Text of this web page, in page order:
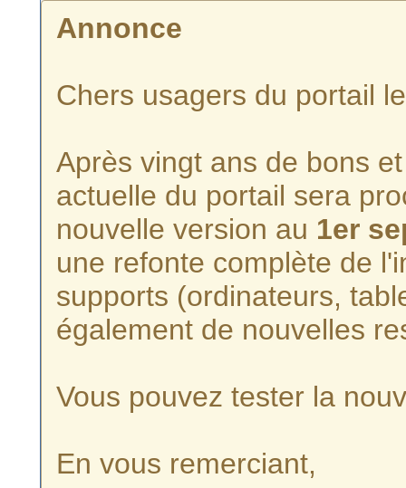
Annonce
Chers usagers du portail
Après vingt ans de bons
actuelle du portail sera
nouvelle version au 1er
une refonte complète de
supports (ordinateurs,
également de nouvelles
Vous pouvez tester la
En vous remerciant,